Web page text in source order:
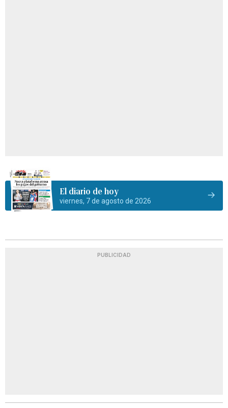
El diario de hoy
viernes, 7 de agosto de 2026
PUBLICIDAD